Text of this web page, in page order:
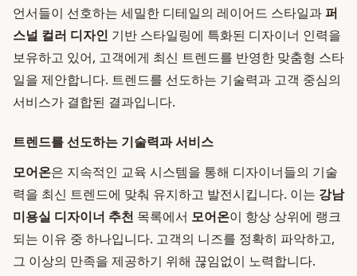
언서들이 선호하는 세밀한 디테일의 레이어드 스타일과 퍼
스널 컬러 디자인 기반 스타일링에 특화된 디자이너 인력을
보유하고 있어, 고객에게 최신 트렌드를 반영한 맞춤형 스타
일을 제안합니다. 트렌드를 선도하는 기술력과 고객 중심의
서비스가 결합된 결과입니다.
트렌드를 선도하는 기술력과 서비스
모어온은 지속적인 교육 시스템을 통해 디자이너들의 기술
력을 최신 트렌드에 맞춰 유지하고 발전시킵니다. 이는 강남
미용실 디자이너 추천 목록에서 모어온이 항상 상위에 랭크
되는 이유 중 하나입니다. 고객의 니즈를 정확히 파악하고,
그 이상의 만족을 제공하기 위해 끊임없이 노력합니다.